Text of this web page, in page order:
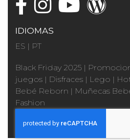
IDIOMAS
ES | PT
Black Friday 2025 |
juegos | Disfraces | Lego |
Bebé Reborn | Muñecas
Fashion